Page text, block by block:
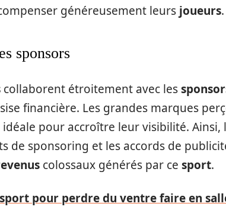
généreusement leurs joueurs.
sponsors
collaborent étroitement avec les
financière. Les grandes marques
pour accroître leur visibilité. Ainsi,
de sponsoring et les accords de
colossaux générés par ce sport.
pour perdre du ventre faire en